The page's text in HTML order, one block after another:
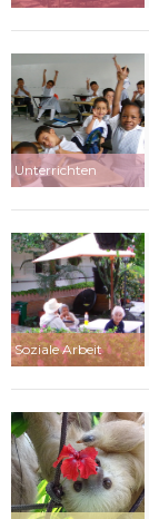
Unterrichten
Soziale Arbeit